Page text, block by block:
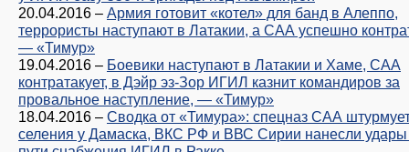
20.04.2016 – Армия готовит «котел» для банд в Алеппо,
террористы наступают в Латакии, а САА успешно
— «Тимур»
19.04.2016 – Боевики наступают в Латакии и Хаме, САА
контратакует, в Дэйр эз-Зор ИГИЛ казнит командиров за
провальное наступление, — «Тимур»
18.04.2016 – Сводка от «Тимура»: спецназ САА
селения у Дамаска, ВКС РФ и ВВС Сирии нанесли